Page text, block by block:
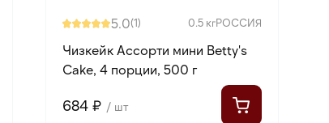
5.0(1) 0.5 кгРОССИЯ
Чизкейк Ассорти мини Betty's
Cake, 4 порции, 500 г
684 ₽ / шт